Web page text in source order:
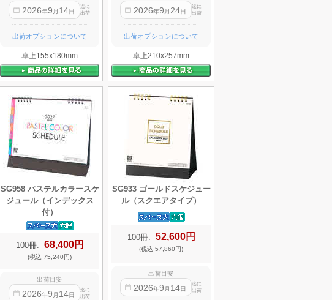
2026年9 月 14日
迄に
出荷
出荷オプションについて
卓上155x180mm
2026年9 月 24日
迄に
出荷
出荷オプションについて
卓上210x257mm
SG958 パステルカラースケ
ジュール（インデックス
付）
100冊: 68,400円
(税込 75,240円)
出荷目安
2026年9 月 14日
迄に
出荷
SG933 ゴールドスケジュー
ル（スクエアタイプ）
100冊: 52,600円
(税込 57,860円)
出荷目安
2026年9 月 14日
迄に
出荷